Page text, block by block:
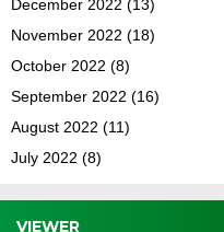
December 2022 (13)
November 2022 (18)
October 2022 (8)
September 2022 (16)
August 2022 (11)
July 2022 (8)
VIEWER